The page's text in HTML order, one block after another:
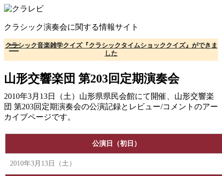
コ
テ
ン
ツ
へ
移
動
クラシック演奏会に関する情報サイト
クラシック音楽雑学クイズ『クラシックタイムショッククイズ』ができま
した
山形交響楽団 第203回定期演奏会
2010年3月13日（土）山形県県民会館にて開催、山形交響楽
団 第203回定期演奏会の公演記録とレビュー/コメントのアー
カイブページです。
公演日（初日）
2010年3月13日（土）